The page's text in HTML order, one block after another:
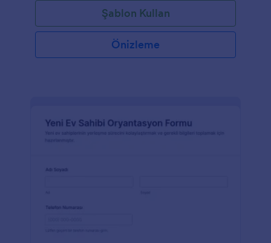
Şablon Kullan
Önizleme